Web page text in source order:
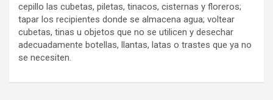
cepillo las cubetas, piletas, tinacos, cisternas y floreros;
tapar los recipientes donde se almacena agua; voltear
cubetas, tinas u objetos que no se utilicen y desechar
adecuadamente botellas, llantas, latas o trastes que ya no
se necesiten.